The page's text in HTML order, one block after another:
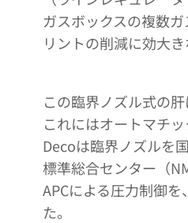
ガスボックスの複数
リントの削減に効大
この臨界ノズル式の
これにはオートマチ
Decoは臨界ノズルを
標準総合センター（
APCによる圧力制御
た。